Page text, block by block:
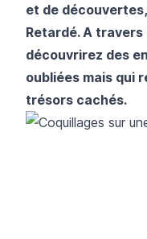
et de
Retardé. A travers
découvrirez des
oubliées mais qui
trésors cachés.